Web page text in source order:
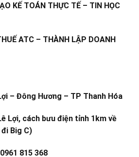
KẾ TOÁN THỰC TẾ – TIN HỌC
ATC – THÀNH LẬP DOANH
– Đông Hương – TP Thanh Hóa
Lợi, cách bưu điện tỉnh 1km về
Big C)
815 368